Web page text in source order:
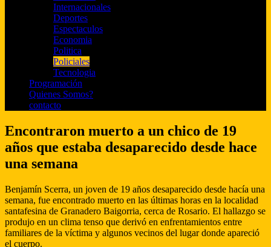
Internacionales
Deportes
Espectaculos
Economia
Politica
Policiales
Tecnologia
Programación
Quienes Somos?
contacto
Encontraron muerto a un chico de 19
años que estaba desaparecido desde hace
una semana
Benjamín Scerra, un joven de 19 años desaparecido desde hacía una
semana, fue encontrado muerto en las últimas horas en la localidad
santafesina de Granadero Baigorria, cerca de Rosario. El hallazgo se
produjo en un clima tenso que derivó en enfrentamientos entre
familiares de la víctima y algunos vecinos del lugar donde apareció
el cuerpo.